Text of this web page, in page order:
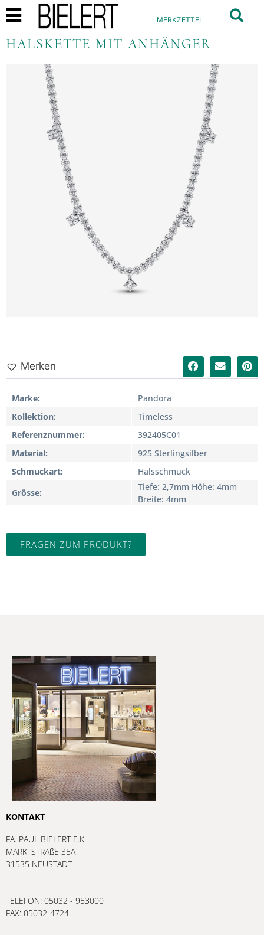
MERKZETTEL
HALSKETTE MIT ANHÄNGER
Merken
Marke
Pandora
Kollektion
Timeless
Referenznummer
392405C01
Material
925 Sterlingsilber
Schmuckart
Halsschmuck
Grösse
Tiefe: 2,7mm Höhe: 4mm
Breite: 4mm
FRAGEN ZUM PRODUKT?
KONTAKT
FA. PAUL BIELERT E.K.
MARKTSTRAßE 35A
31535 NEUSTADT
TELEFON: 05032 - 953000
FAX: 05032-4724